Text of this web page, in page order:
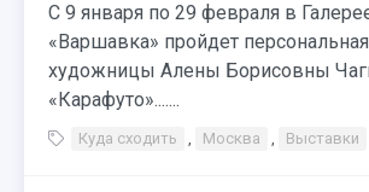
С 9 января по 29 февраля в
«Варшавка» пройдет
художницы Алены Борисовны
«Карафуто».......
Куда сходить , Москва , Выставки